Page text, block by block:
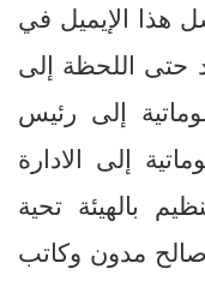
هذا الإيميل في
اتلقى رد حتى اللحظة إلى
إلى رئيس
إلى الادارة
بالهيئة تحية
صالح مدون وكاتب